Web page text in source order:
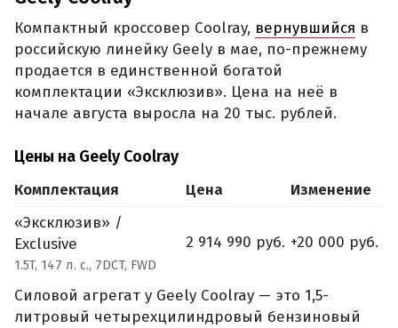
Компактный кроссовер Coolray, вернувшийся в
российскую линейку Geely в мае, по-прежнему
продается в единственной богатой
комплектации «Эксклюзив». Цена на неё в
начале августа выросла на 20 тыс. рублей.
Цены на Geely Coolray
Комплектация Цена
Изменение
«Эксклюзив» /
Exclusive
1.5T, 147 л. с., 7DCT, FWD
2 914 990 руб. +20 000 руб.
Силовой агрегат у Geely Coolray — это 1,5-
литровый четырехцилиндровый бензиновый